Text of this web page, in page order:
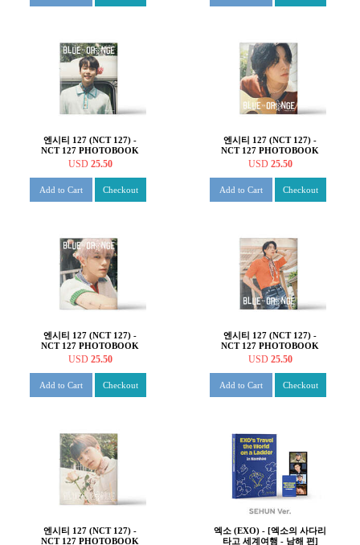
엔시티 127 (NCT 127) -
NCT 127 PHOTOBOOK
[BLUE TO ORANGE :
USD 25.50
Add to Cart Checkout
엔시티 127 (NCT 127) -
NCT 127 PHOTOBOOK
[BLUE TO ORANGE :
USD 25.50
Add to Cart Checkout
엔시티 127 (NCT 127) -
NCT 127 PHOTOBOOK
[BLUE TO ORANGE :
USD 25.50
Add to Cart Checkout
엔시티 127 (NCT 127) -
NCT 127 PHOTOBOOK
[BLUE TO ORANGE :
USD 25.50
Add to Cart Checkout
엔시티 127 (NCT 127) -
NCT 127 PHOTOBOOK
엑소 (EXO) - [엑소의 사다리
타고 세계여행 - 남해 편]